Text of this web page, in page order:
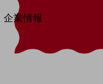
別ウィンドウで開きます
企業情報
企業情報TOP
会社案内